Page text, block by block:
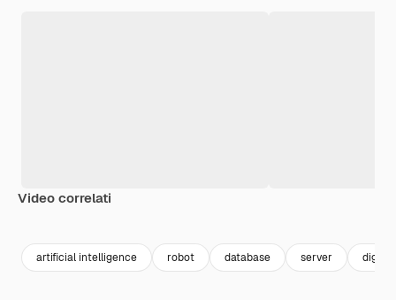
Video correlati
artificial intelligence robot database server digital